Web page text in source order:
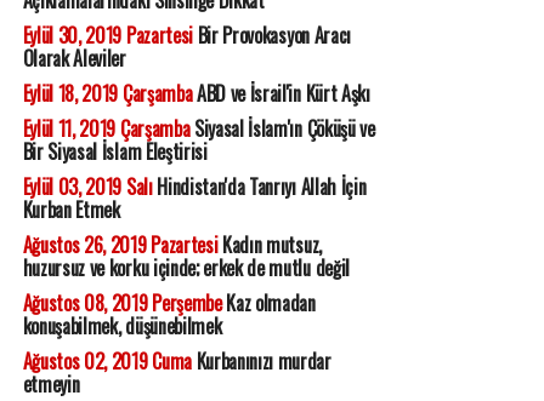
Eylül 30, 2019 PazartesiBir Provokasyon Aracı
Olarak Aleviler
Eylül 18, 2019 ÇarşambaABD ve İsrail'in Kürt Aşkı
Eylül 11, 2019 ÇarşambaSiyasal İslam'ın Çöküşü ve
Bir Siyasal İslam Eleştirisi
Eylül 03, 2019 SalıHindistan'da Tanrıyı Allah İçin
Kurban Etmek
Ağustos 26, 2019 PazartesiKadın mutsuz,
huzursuz ve korku içinde; erkek de mutlu değil
Ağustos 08, 2019 PerşembeKaz olmadan
konuşabilmek, düşünebilmek
Ağustos 02, 2019 CumaKurbanınızı murdar
etmeyin